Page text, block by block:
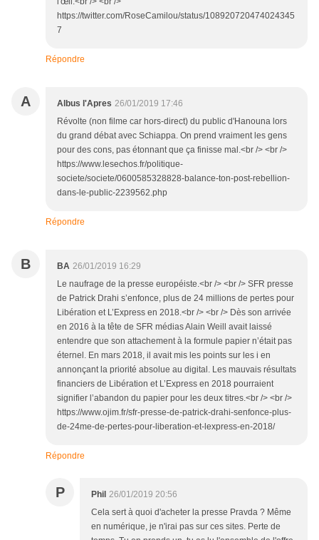
https://twitter.com/RoseCamilou/status/108920720474024345
7
Répondre
A Albus l'Apres 26/01/2019 17:46
Révolte (non filme car hors-direct) du public d'Hanouna lors
du grand débat avec Schiappa. On prend vraiment les gens
pour des cons, pas étonnant que ça finisse mal.<br /> <br />
https://www.lesechos.fr/politique-
societe/societe/0600585328828-balance-ton-post-rebellion-
dans-le-public-2239562.php
Répondre
B BA 26/01/2019 16:29
Le naufrage de la presse européiste.<br /> <br /> SFR presse
de Patrick Drahi s’enfonce, plus de 24 millions de pertes pour
Libération et L’Express en 2018.<br /> <br /> Dès son arrivée
en 2016 à la tête de SFR médias Alain Weill avait laissé
entendre que son attachement à la formule papier n’était pas
éternel. En mars 2018, il avait mis les points sur les i en
annonçant la priorité absolue au digital. Les mauvais résultats
financiers de Libération et L’Express en 2018 pourraient
signifier l’abandon du papier pour les deux titres.<br /> <br />
https://www.ojim.fr/sfr-presse-de-patrick-drahi-senfonce-plus-
de-24me-de-pertes-pour-liberation-et-lexpress-en-2018/
Répondre
P Phil 26/01/2019 20:56
Cela sert à quoi d'acheter la presse Pravda ? Même
en numérique, je n'irai pas sur ces sites. Perte de